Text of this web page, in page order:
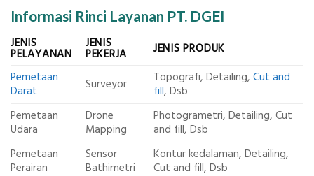
Informasi Rinci Layanan PT. DGEI
JENIS
PELAYANAN
JENIS
PEKERJA
JENIS PRODUK
Pemetaan
Darat
Surveyor Topografi, Detailing, Cut and
fill, Dsb
Pemetaan
Udara
Drone
Mapping
Photogrametri, Detailing, Cut
and fill, Dsb
Pemetaan
Perairan
Sensor
Bathimetri
Kontur kedalaman, Detailing,
Cut and fill, Dsb